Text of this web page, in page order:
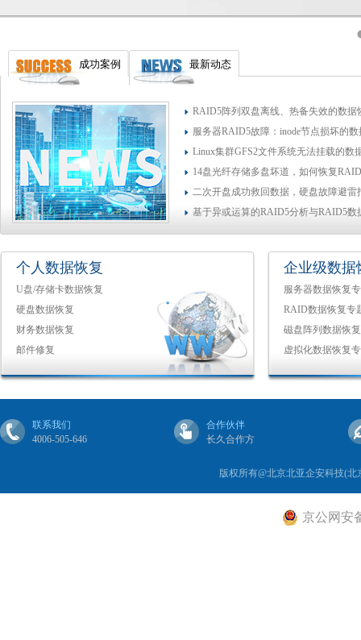
成功案例 最新动态
RAID5阵列双盘离线、热备失效的数据
服务器RAID5故障：inode节点损坏的
Linux集群GFS2文件系统无法挂载的数
14盘光纤存储多盘坏道，如何恢复
二次开盘成功救回数据，硬盘故障避雷
基于异或运算的RAID5分析与RAID5数
个人数据恢复
U盘/存储卡数据恢复
硬盘数据恢复
财务数据恢复
邮件修复
企业级数据
服务器数据恢复
RAID数据恢复专
磁盘阵列数据恢
虚拟化数据恢复
联系我们
4006-505-646
合作伙伴
长久合作方
版权所有@北京北亚企安科技(北
京公网安